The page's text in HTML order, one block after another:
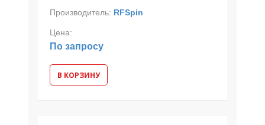
Производитель: RFSpin
Цена:
По запросу
В КОРЗИНУ